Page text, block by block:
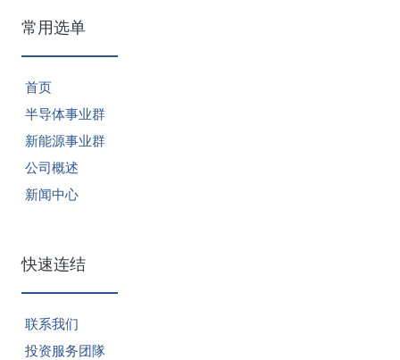
2025年8月售電業簡明月報
2025年7月售電業簡明月報
2025年6月售電業簡明月報
2025年5月售電業簡明月報
2024年8月份售電業簡明月
報
2024年7月份售電業簡明月
常用选单
首页
半导体事业群
新能源事业群
公司概述
新闻中心
快速连结
联系我们
投资服务团隊